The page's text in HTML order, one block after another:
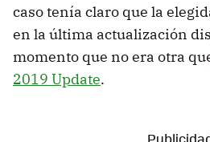
caso tenía claro que la
en la última actualización
momento que no era otra
2019 Update.